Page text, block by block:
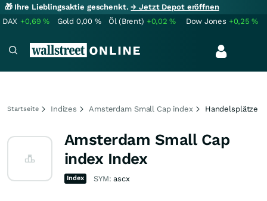
🎁 Ihre Lieblingsaktie geschenkt.→ Jetzt Depot eröffnen
DAX +0,69% Gold 0,00 % Öl (Brent) +0,02% Dow Jones +0,25%
Startseite Indizes Amsterdam Small Cap index Handelsplätze
Amsterdam Small Cap
index Index
Index SYM:ascx